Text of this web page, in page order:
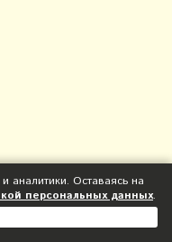
аналитики. Оставаясь на
персональных данных.